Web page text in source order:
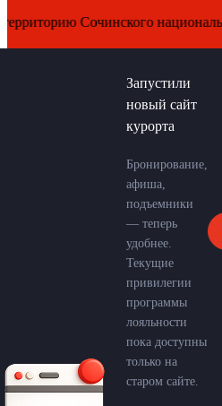
национального парка.
Запустили
новый сайт
курорта
Бронирование,
афиша,
подъемники
— теперь
удобнее.
Текущие
привилегии
программы
лояльности
пока доступны
только на
старом сайте.